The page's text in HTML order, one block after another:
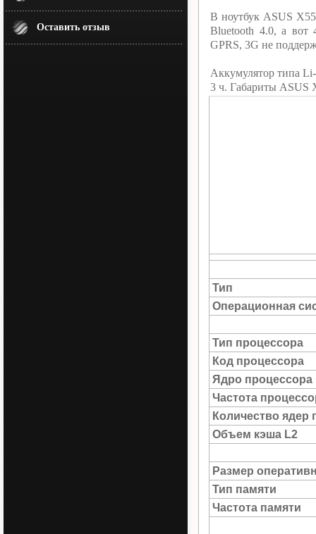
Оставить отзыв
В ноутбук ASUS
Bluetooth 4.0, а вот
GPRS, 3G не
Аккумулятор типа
3 ч. Габариты ASUS
Тип
Операционная
Тип процессора
Код процессора
Ядро процессора
Частота
Количество ядер
Объем кэша L2
Размер
Тип памяти
Частота памяти